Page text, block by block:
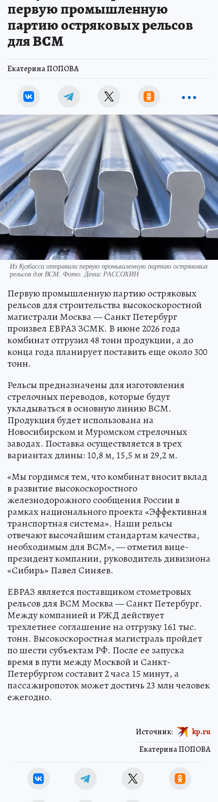
первую промышленную
партию остряковых рельсов
для ВСМ
Екатерина ПОПОВА
Из Кузбасса отправили первую промышленную партию остряковых
рельсов для ВСМ. Фото: Денис РАССОХИН
Первую промышленную партию остряковых
рельсов для строительства высокоскоростной
магистрали Москва — Санкт Петербург
произвел ЕВРАЗ ЗСМК. В июне 2026 года
комбинат отгрузил 48 тонн продукции, а до
конца года планирует поставить еще около 300
тонн.
Рельсы предназначены для изготовления
стрелочных переводов, которые будут
укладываться в основную линию ВСМ.
Продукция будет использована на
Новосибирском и Муромском стрелочных
заводах. Поставка осуществляется в трех
вариантах длины: 10,8 м, 15,5 м и 29,2 м.
«Мы гордимся тем, что комбинат вносит вклад
в развитие высокоскоростного
железнодорожного сообщения России в
рамках национального проекта «Эффективная
транспортная система». Наши рельсы
отвечают высочайшим стандартам качества,
необходимым для ВСМ», — отметил вице-
президент компании, руководитель дивизиона
«Сибирь» Павел Синяев.
ЕВРАЗ является поставщиком стометровых
рельсов для ВСМ Москва — Санкт Петербург.
Между компанией и РЖД действует
трехлетнее соглашение на отгрузку 161 тыс.
тонн. Высокоскоростная магистраль пройдет
по шести субъектам РФ. После ее запуска
время в пути между Москвой и Санкт-
Петербургом составит 2 часа 15 минут, а
пассажиропоток может достичь 23 млн человек
ежегодно.
Екатерина ПОПОВА
Источник: kp.ru